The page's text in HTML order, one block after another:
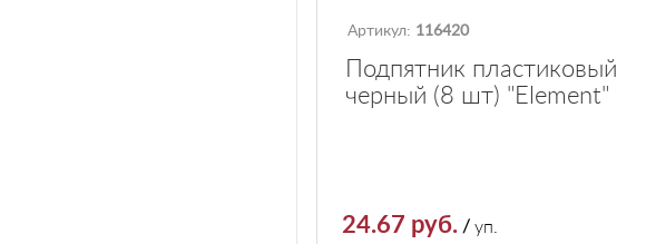
Артикул: 116420
Подпятник пластиковый
черный (8 шт) "Element"
24.67 руб./ уп.